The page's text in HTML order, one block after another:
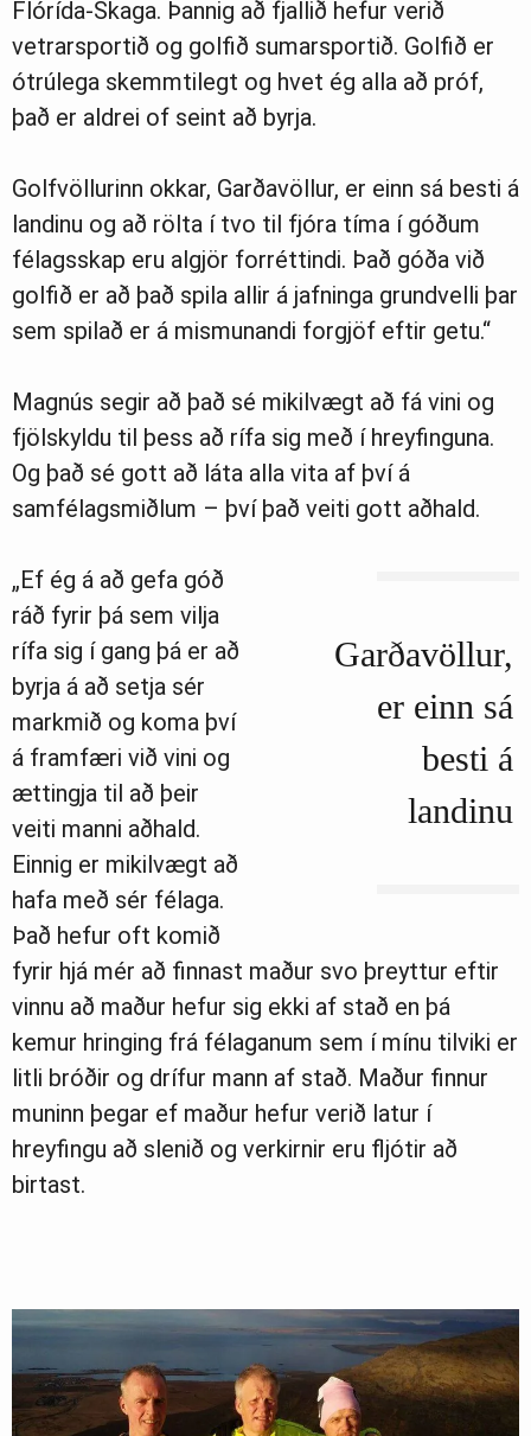
Flórída-Skaga. Þannig að fjallið hefur verið
vetrarsportið og golfið sumarsportið. Golfið er
ótrúlega skemmtilegt og hvet ég alla að próf,
það er aldrei of seint að byrja.
Golfvöllurinn okkar, Garðavöllur, er einn sá besti á
landinu og að rölta í tvo til fjóra tíma í góðum
félagsskap eru algjör forréttindi. Það góða við
golfið er að það spila allir á jafninga grundvelli þar
sem spilað er á mismunandi forgjöf eftir getu.“
Magnús segir að það sé mikilvægt að fá vini og
fjölskyldu til þess að rífa sig með í hreyfinguna.
Og það sé gott að láta alla vita af því á
samfélagsmiðlum – því það veiti gott aðhald.
Garðavöllur,
er einn sá
besti á
landinu
„Ef ég á að gefa góð
ráð fyrir þá sem vilja
rífa sig í gang þá er að
byrja á að setja sér
markmið og koma því
á framfæri við vini og
ættingja til að þeir
veiti manni aðhald.
Einnig er mikilvægt að
hafa með sér félaga.
Það hefur oft komið
fyrir hjá mér að finnast maður svo þreyttur eftir
vinnu að maður hefur sig ekki af stað en þá
kemur hringing frá félaganum sem í mínu tilviki er
litli bróðir og drífur mann af stað. Maður finnur
muninn þegar ef maður hefur verið latur í
hreyfingu að slenið og verkirnir eru fljótir að
birtast.